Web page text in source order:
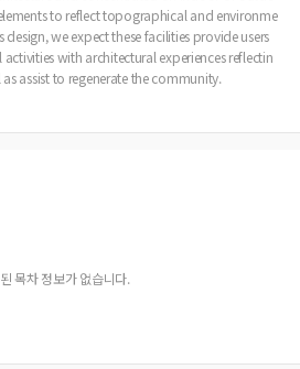
to reflect topographical and environme
we expect these facilities provide users
with architectural experiences reflectin
assist to regenerate the community.
목차 정보가 없습니다.